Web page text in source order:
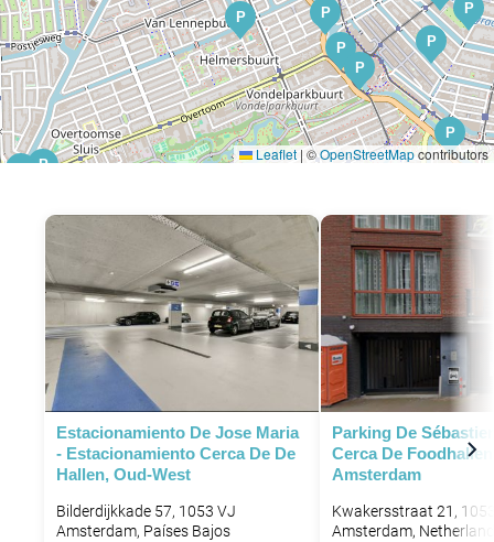
P P
P
P
P
P
P
P
Leaflet | ©OpenStreetMapcontributors
Estacionamiento De Jose Maria
- Estacionamiento Cerca De De
Hallen, Oud-West
Bilderdijkkade 57, 1053 VJ
Amsterdam, Países Bajos
Parking De
Cerca De Foodhallen
Amsterdam
Kwakersstraat 21,
Amsterdam,